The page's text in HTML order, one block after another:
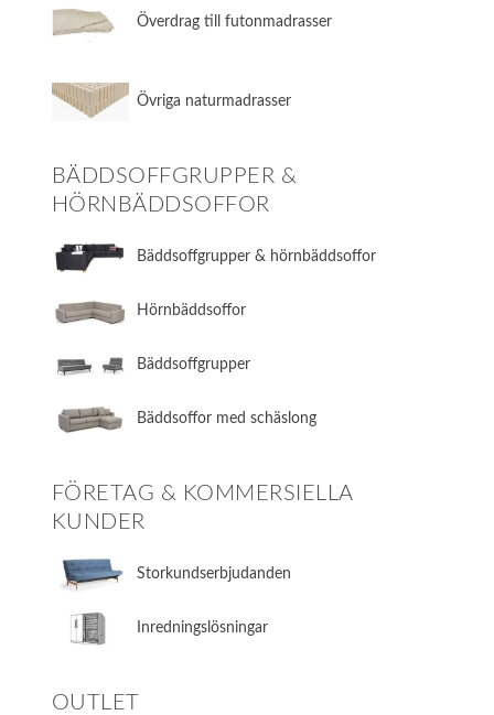
Överdrag till futonmadrasser
Övriga naturmadrasser
BÄDDSOFFGRUPPER &
HÖRNBÄDDSOFFOR
Bäddsoffgrupper & hörnbäddsoffor
Hörnbäddsoffor
Bäddsoffgrupper
Bäddsoffor med schäslong
FÖRETAG & KOMMERSIELLA
KUNDER
Storkundserbjudanden
Inredningslösningar
OUTLET